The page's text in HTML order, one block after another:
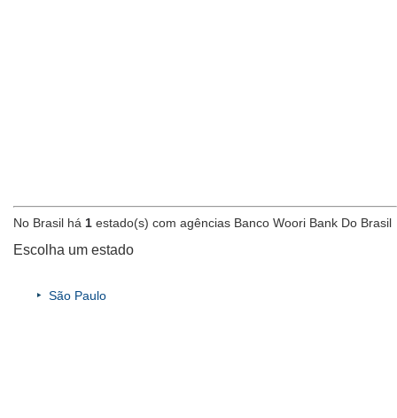
No Brasil há 1 estado(s) com agências Banco Woori Bank Do Brasil
Escolha um estado
São Paulo